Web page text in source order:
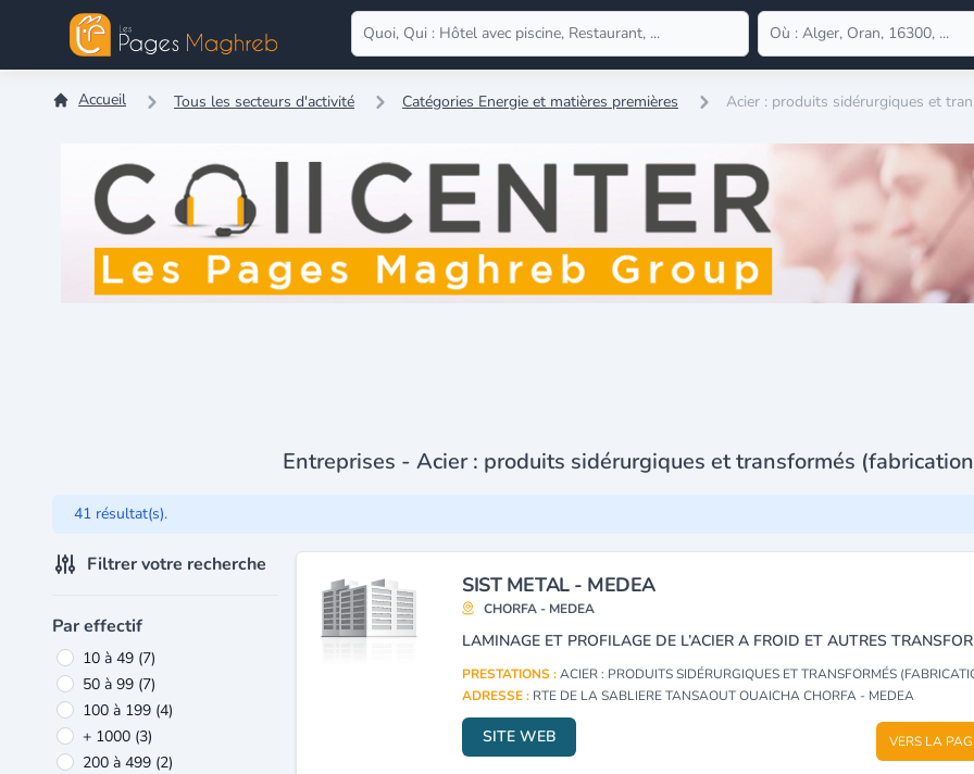
Accueil Tous les secteurs d'activité Catégories Energie et matières premières Acier : produits sidérurgiques et
Entreprises - Acier : produits sidérurgiques et transformés
41 résultat(s).
Filtrer votre recherche
Par effectif
10 à 49 (7)
50 à 99 (7)
100 à 199 (4)
+ 1000 (3)
200 à 499 (2)
SIST METAL - MEDEA
CHORFA - MEDEA
PRESTATIONS :ACIER : PRODUITS SIDÉRURGIQUES ET TRANSFORMÉS (FABRICATION,
ADRESSE : RTE DE LA SABLIERE TANSAOUT OUAICHA CHORFA - MEDEA
SITE WEB VERS LA